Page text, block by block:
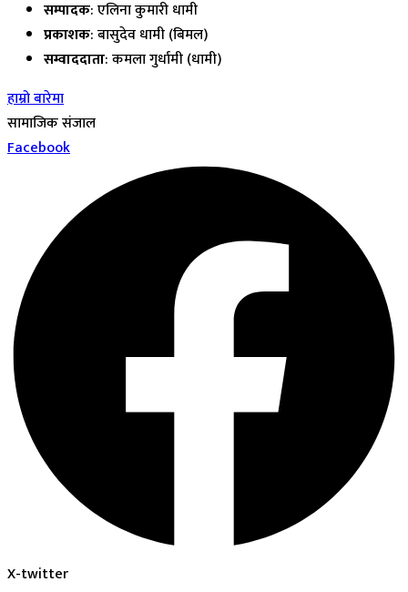
सम्पादक: एलिना कुमारी धामी
प्रकाशक: बासुदेव धामी (बिमल)
सम्वाददाता: कमला गुर्धामी (धामी)
हाम्रो बारेमा
सामाजिक संजाल
Facebook
X-twitter